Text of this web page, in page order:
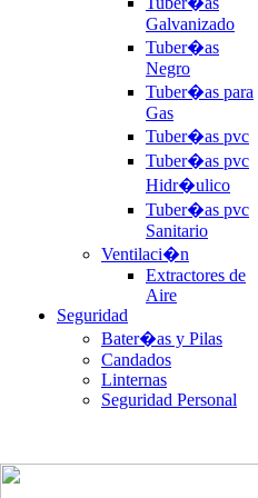
Galvanizado
Tuber�as
Negro
Tuber�as para
Gas
Tuber�as pvc
Tuber�as pvc
Hidr�ulico
Tuber�as pvc
Sanitario
Ventilaci�n
Extractores de
Aire
Seguridad
Bater�as y Pilas
Candados
Linternas
Seguridad Personal